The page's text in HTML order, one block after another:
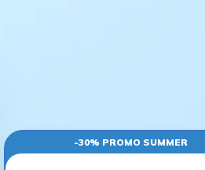
-30% PROMO SUMMER